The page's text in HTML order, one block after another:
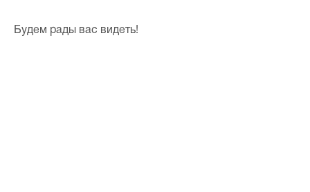
Будем рады вас видеть!